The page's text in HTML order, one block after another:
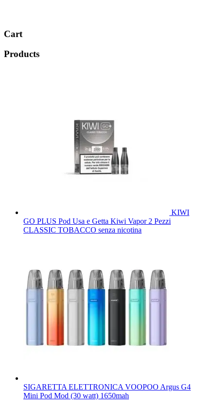
Cart
Products
KIWI
GO PLUS Pod Usa e Getta Kiwi Vapor 2 Pezzi
CLASSIC TOBACCO senza nicotina
SIGARETTA ELETTRONICA VOOPOO Argus G4
Mini Pod Mod (30 watt) 1650mah